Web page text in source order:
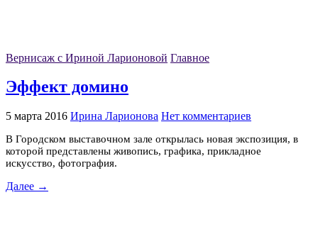
Вернисаж с Ириной Ларионовой Главное
Эффект домино
5 марта 2016 Ирина Ларионова Нет комментариев
В Городском выставочном зале открылась новая экспозиция, в
которой представлены живопись, графика, прикладное
искусство, фотография.
Далее →